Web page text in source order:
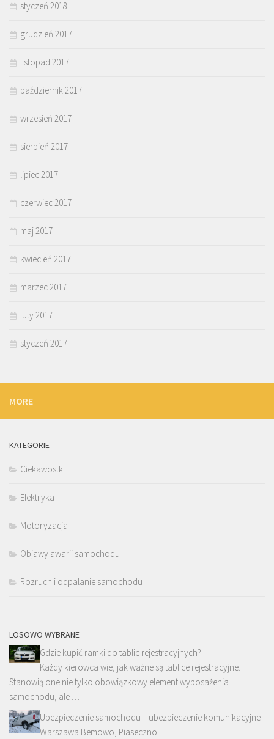
styczeń 2018
grudzień 2017
listopad 2017
październik 2017
wrzesień 2017
sierpień 2017
lipiec 2017
czerwiec 2017
maj 2017
kwiecień 2017
marzec 2017
luty 2017
styczeń 2017
MORE
KATEGORIE
Ciekawostki
Elektryka
Motoryzacja
Objawy awarii samochodu
Rozruch i odpalanie samochodu
LOSOWO WYBRANE
Gdzie kupić ramki do tablic rejestracyjnych?
Każdy kierowca wie, jak ważne są tablice rejestracyjne.
Stanowią one nie tylko obowiązkowy element wyposażenia
samochodu, ale …
Ubezpieczenie samochodu – ubezpieczenie komunikacyjne
Warszawa Bemowo, Piaseczno